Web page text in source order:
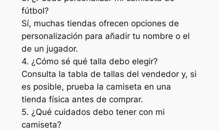
fútbol?
Sí, muchas tiendas ofrecen opciones de
personalización para añadir tu nombre o el
de un jugador.
4. ¿Cómo sé qué talla debo elegir?
Consulta la tabla de tallas del vendedor y, si
es posible, prueba la camiseta en una
tienda física antes de comprar.
5. ¿Qué cuidados debo tener con mi
camiseta?